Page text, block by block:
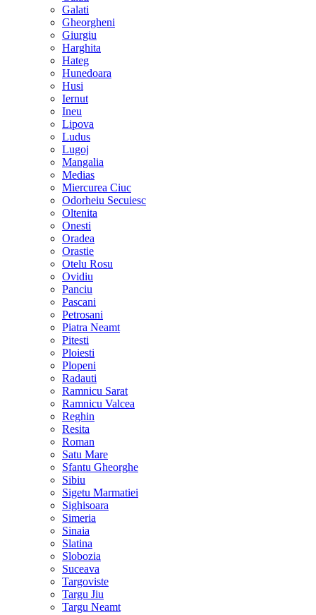
Galati
Gheorgheni
Giurgiu
Harghita
Hateg
Hunedoara
Husi
Iernut
Ineu
Lipova
Ludus
Lugoj
Mangalia
Medias
Miercurea Ciuc
Odorheiu Secuiesc
Oltenita
Onesti
Oradea
Orastie
Otelu Rosu
Ovidiu
Panciu
Pascani
Petrosani
Piatra Neamt
Pitesti
Ploiesti
Plopeni
Radauti
Ramnicu Sarat
Ramnicu Valcea
Reghin
Resita
Roman
Satu Mare
Sfantu Gheorghe
Sibiu
Sigetu Marmatiei
Sighisoara
Simeria
Sinaia
Slatina
Slobozia
Suceava
Targoviste
Targu Jiu
Targu Neamt